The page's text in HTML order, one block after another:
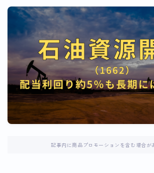
運営者情報
サイトマップ
記事内に商品プロモーションを含む場合が